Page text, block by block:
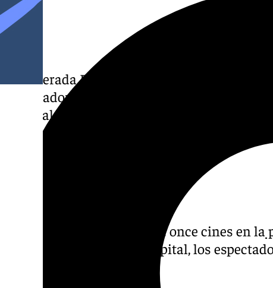
La esperada Fiesta del Cine llega otro año
espectadores la oportunidad de disfrutar
especial: 3,50 euros por entrada. Este
de noviembre, busca promover la cultura
En esta edición, un total de once cines en la
suman a la fiesta. En la capital, los